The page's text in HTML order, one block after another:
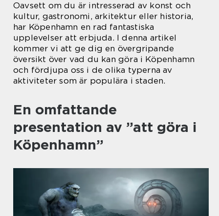
Oavsett om du är intresserad av konst och
kultur, gastronomi, arkitektur eller historia,
har Köpenhamn en rad fantastiska
upplevelser att erbjuda. I denna artikel
kommer vi att ge dig en övergripande
översikt över vad du kan göra i Köpenhamn
och fördjupa oss i de olika typerna av
aktiviteter som är populära i staden.
En omfattande
presentation av ”att göra i
Köpenhamn”